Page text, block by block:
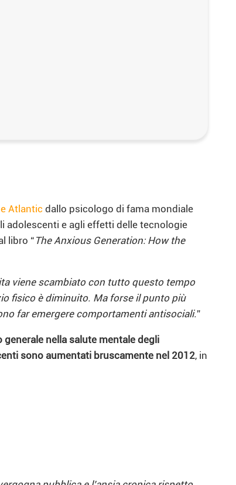
Atlantic dallo psicologo di fama mondiale
adolescenti e agli effetti delle tecnologie
libro “ The Anxious Generation: How the
viene scambiato con tutto questo tempo
fisico è diminuito. Ma forse il punto più
far emergere comportamenti antisociali.”
generale nella salute mentale degli
sono aumentati bruscamente nel 2012, in